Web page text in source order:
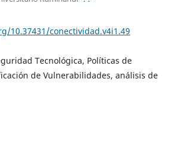
10.37431/conectividad.v4i1.49
Tecnológica, Políticas de
de Vulnerabilidades, análisis de